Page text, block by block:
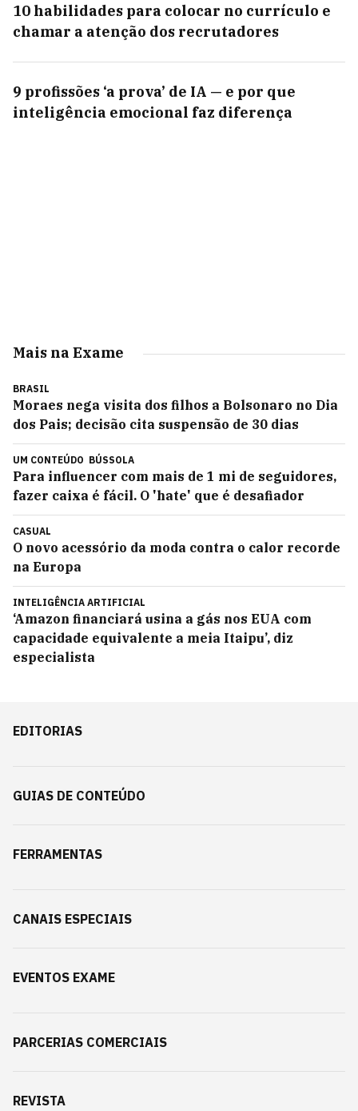
10 habilidades para colocar no currículo e
chamar a atenção dos recrutadores
9 profissões ‘a prova’ de IA — e por que
inteligência emocional faz diferença
Mais na Exame
BRASIL
Moraes nega visita dos filhos a Bolsonaro no Dia
dos Pais; decisão cita suspensão de 30 dias
UM CONTEÚDO BÚSSOLA
Para influencer com mais de 1 mi de seguidores,
fazer caixa é fácil. O 'hate' que é desafiador
CASUAL
O novo acessório da moda contra o calor recorde
na Europa
INTELIGÊNCIA ARTIFICIAL
‘Amazon financiará usina a gás nos EUA com
capacidade equivalente a meia Itaipu’, diz
especialista
EDITORIAS
GUIAS DE CONTEÚDO
FERRAMENTAS
CANAIS ESPECIAIS
EVENTOS EXAME
PARCERIAS COMERCIAIS
REVISTA